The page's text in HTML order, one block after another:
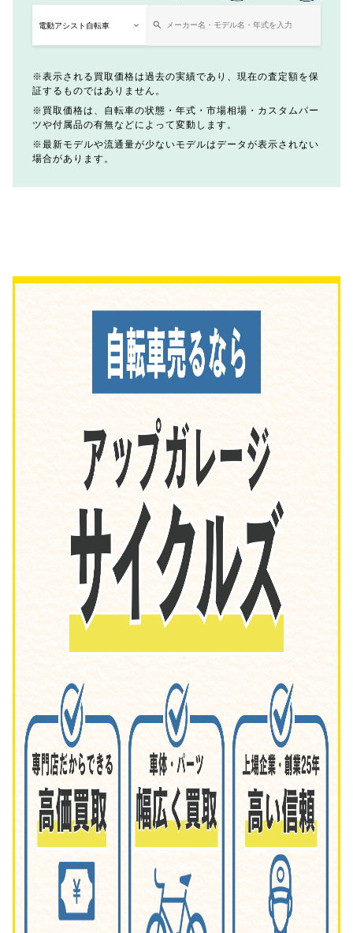
表示される買取価格は過去の実績であり、現在の査定額を保
証するものではありません。
買取価格は、自転車の状態・年式・市場相場・カスタムパー
ツや付属品の有無などによって変動します。
最新モデルや流通量が少ないモデルはデータが表示されない
場合があります。